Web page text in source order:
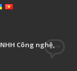
Công nghệ,